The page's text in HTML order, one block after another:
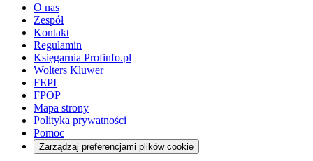
O nas
Zespół
Kontakt
Regulamin
Księgarnia Profinfo.pl
Wolters Kluwer
FEPI
FPOP
Mapa strony
Polityka prywatności
Pomoc
Zarządzaj preferencjami plików cookie